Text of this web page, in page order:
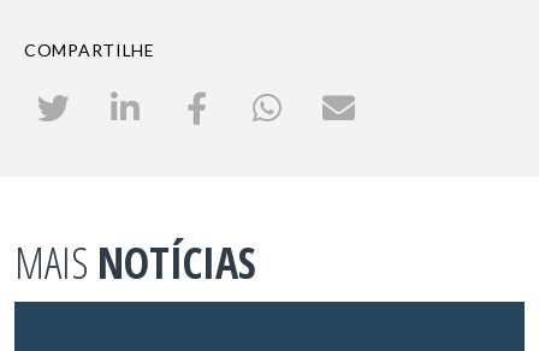
COMPARTILHE
MAIS NOTÍCIAS